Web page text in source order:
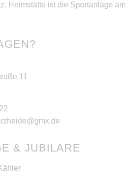
Heimstätte ist die Sportanlage am
11
& JUBILARE